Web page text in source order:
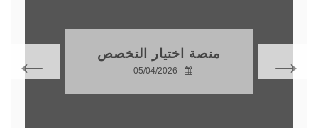
منصة اختيار التخصص
05/04/2026